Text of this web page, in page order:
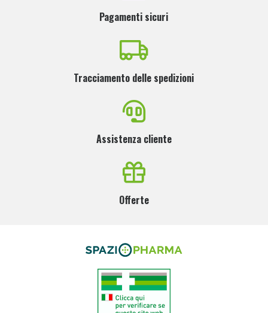
Pagamenti sicuri
Tracciamento delle spedizioni
Assistenza cliente
Offerte